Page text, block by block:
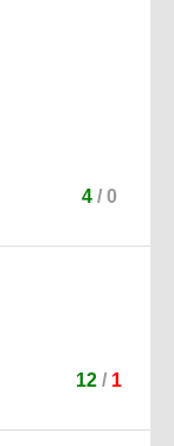
4/ 0
12 / 1